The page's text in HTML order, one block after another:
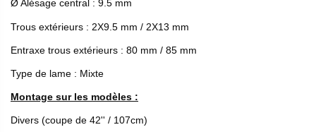
Ø Alésage central : 9.5 mm
Trous extérieurs : 2X9.5 mm / 2X13 mm
Entraxe trous extérieurs : 80 mm / 85 mm
Type de lame : Mixte
Montage sur les modèles :
Divers (coupe de 42'' / 107cm)